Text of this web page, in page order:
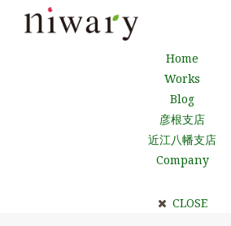
Home
Works
Blog
彦根支店
近江八幡支店
Company
CLOSE